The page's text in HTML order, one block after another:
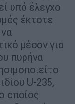
υπό έλεγχο
έκτοτε
μέσον για
πυρήνα
U-235,
οποίος